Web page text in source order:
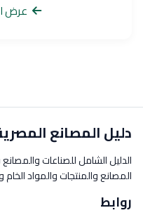
عرض
دليل المصانع
الدليل الشامل للصناعات
المصانع والمنتجات والمواد
روابط